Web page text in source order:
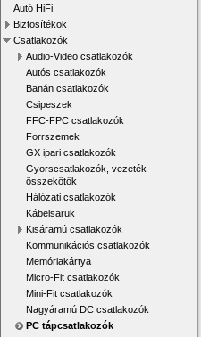
Autó HiFi
Biztosítékok
Csatlakozók
Audio-Video csatlakozók
Autós csatlakozók
Banán csatlakozók
Csipeszek
FFC-FPC csatlakozók
Forrszemek
GX ipari csatlakozók
Gyorscsatlakozók, vezeték
összekötők
Hálózati csatlakozók
Kábelsaruk
Kisáramú csatlakozók
Kommunikációs csatlakozók
Memóriakártya
Micro-Fit csatlakozók
Mini-Fit csatlakozók
Nagyáramú DC csatlakozók
PC tápcsatlakozók